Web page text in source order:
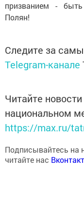
призванием -
Полян!
Следите за
Telegram-канале
Читайте
национальном
https://max.ru/
Подписывайтесь на
читайте нас